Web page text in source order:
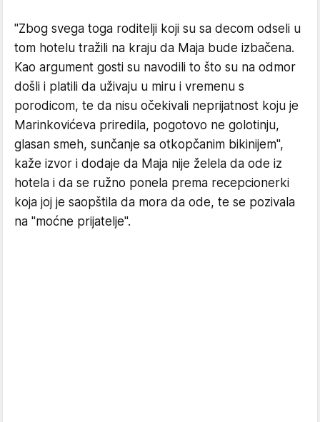
"Zbog svega toga roditelji koji su sa decom odseli u
tom hotelu tražili na kraju da Maja bude izbačena.
Kao argument gosti su navodili to što su na odmor
došli i platili da uživaju u miru i vremenu s
porodicom, te da nisu očekivali neprijatnost koju je
Marinkovićeva priredila, pogotovo ne golotinju,
glasan smeh, sunčanje sa otkopčanim bikinijem",
kaže izvor i dodaje da Maja nije želela da ode iz
hotela i da se ružno ponela prema recepcionerki
koja joj je saopštila da mora da ode, te se pozivala
na "moćne prijatelje".